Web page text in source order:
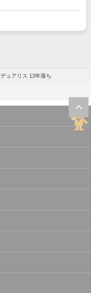
デュアリス 13年落ち